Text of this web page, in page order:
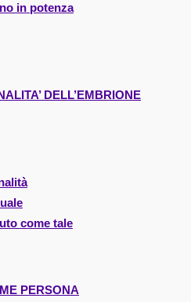
in potenza
DELL’EMBRIONE
come tale
PERSONA